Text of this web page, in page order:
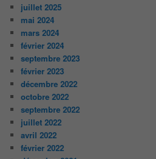
juillet 2025
mai 2024
mars 2024
février 2024
septembre 2023
février 2023
décembre 2022
octobre 2022
septembre 2022
juillet 2022
avril 2022
février 2022